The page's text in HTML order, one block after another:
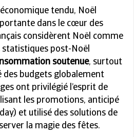
tendu, Noël
dans le cœur des
considèrent Noël comme
post-Noël
soutenue, surtout
des budgets globalement
ont privilégié l’esprit de
les promotions, anticipé
et utilisé des solutions de
la magie des fêtes.